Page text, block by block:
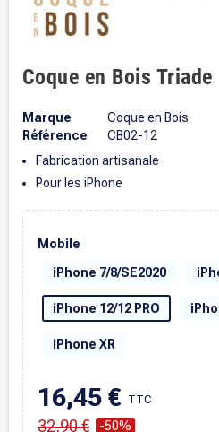
Coque en Bois Triade
Marque
Coque en Bois
Référence
CB02-12
Fabrication artisanale
Pour les iPhone
Mobile
iPhone 7/8/SE2020
iPhone 12/12 PRO
iPhone XR
16,45 € TTC
32,90 € -50%